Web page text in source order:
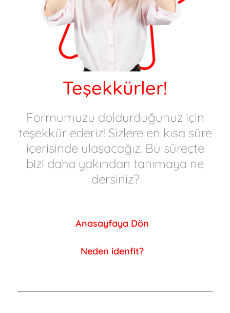
Teşekkürler!
Formumuzu doldurduğunuz için
teşekkür ederiz! Sizlere en kısa süre
içerisinde ulaşacağız. Bu süreçte
bizi daha yakından tanımaya ne
dersiniz?
Anasayfaya Dön
Neden idenfit?